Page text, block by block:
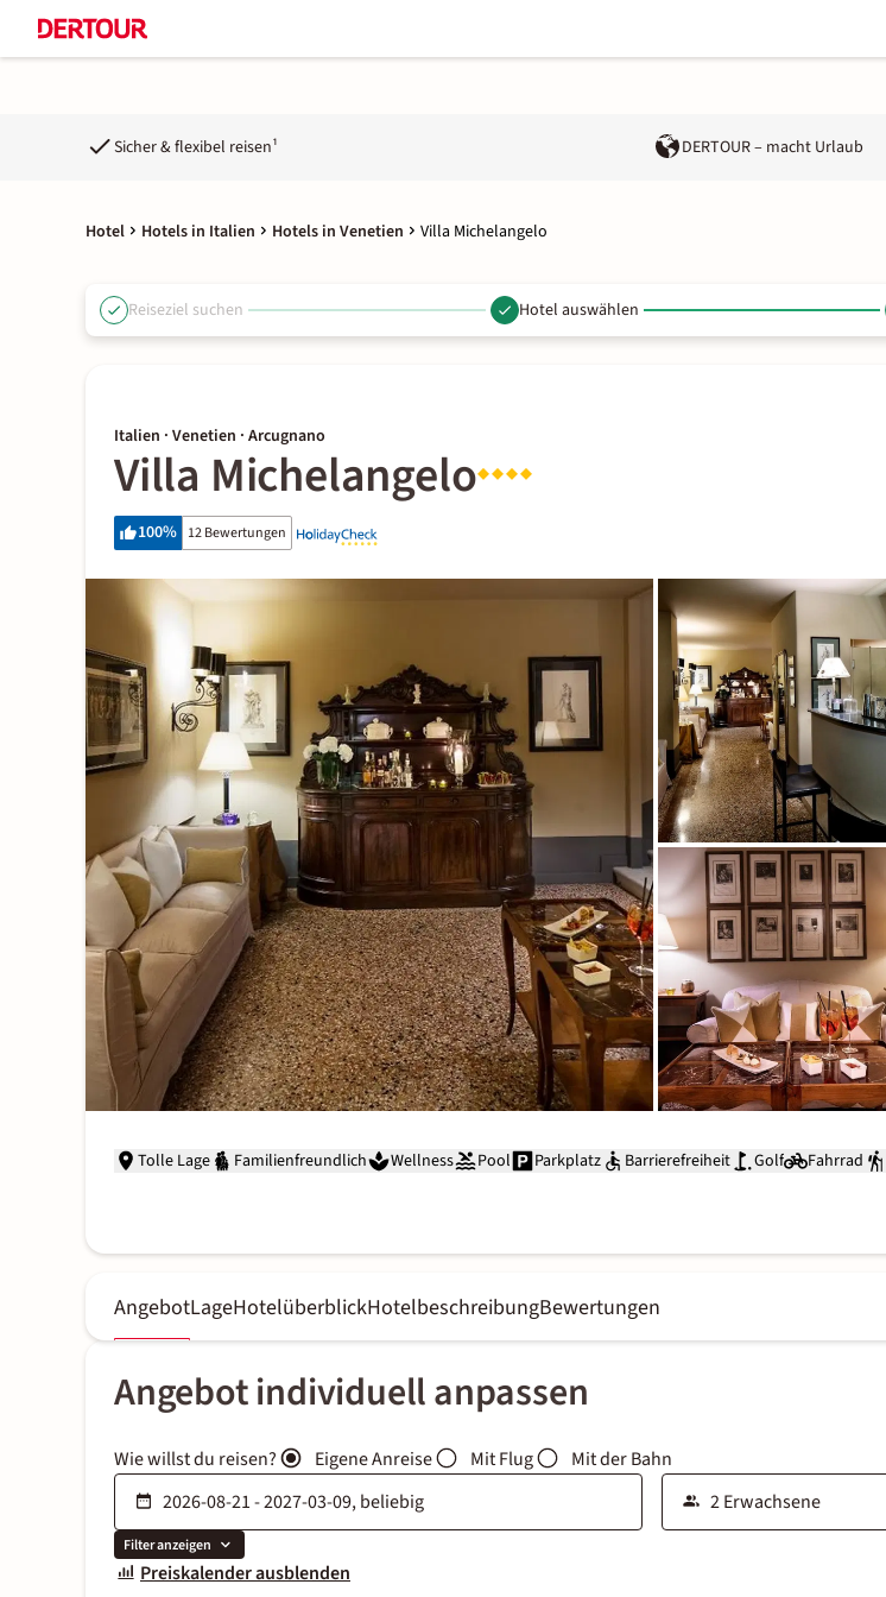
Sicher & flexibel reisen¹ DERTOUR – macht Urlaub
Hotel Hotels in Italien Hotels in Venetien Villa Michelangelo
Reiseziel suchen Hotel auswählen
Italien · Venetien · Arcugnano
Villa Michelangelo
100% 12 Bewertungen
Tolle Lage Familienfreundlich Wellness Pool Parkplatz Barrierefreiheit Golf Fahrrad
AngebotLageHotelüberblickHotelbeschreibungBewertungen
Angebot individuell anpassen
Wie willst du reisen? Eigene Anreise Mit Flug Mit der Bahn
Filter anzeigen
Preiskalender ausblenden